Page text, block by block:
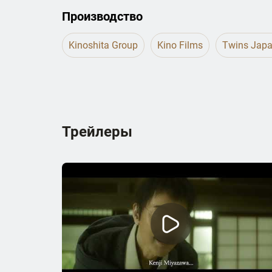
Производство
Kinoshita Group Kino Films Twins
Трейлеры